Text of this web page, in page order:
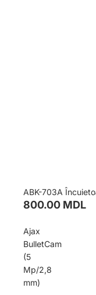
ABK-703A
800.00 MDL
Ajax
BulletCam
(5
Mp/2,8
mm)